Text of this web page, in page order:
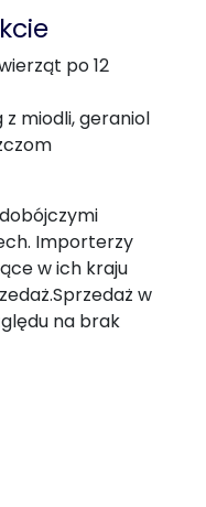
po 12
z miodli, geraniol
Importerzy
w ich kraju
w
na brak